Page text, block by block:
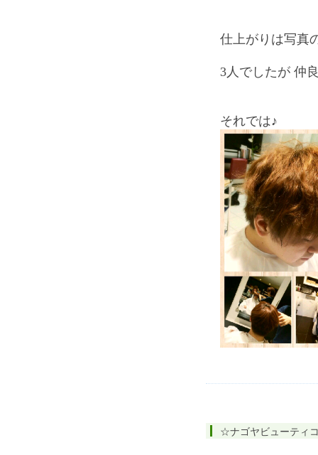
仕上がりは写真
3人でしたが 仲
それでは♪
☆ナゴヤビューティ